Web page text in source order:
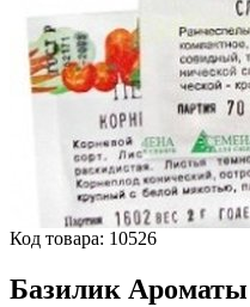
Код товара: 10526
Базилик Ароматы